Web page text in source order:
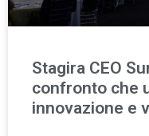
Stagira CEO
confronto che
innovazione e